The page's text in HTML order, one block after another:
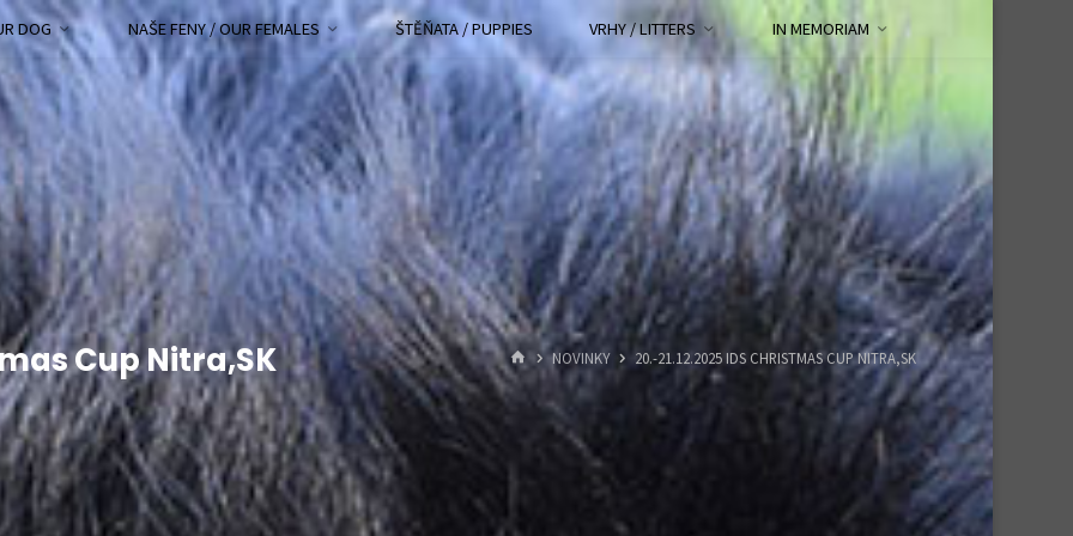
DOG NAŠE FENY / OUR FEMALES ŠTĚŇATA / PUPPIES VRHY / LITTERS IN MEMORIAM
Cup Nitra,SK HOMENOVINKY 20.-21.12.2025 IDS CHRISTMAS CUP NITRA,SK